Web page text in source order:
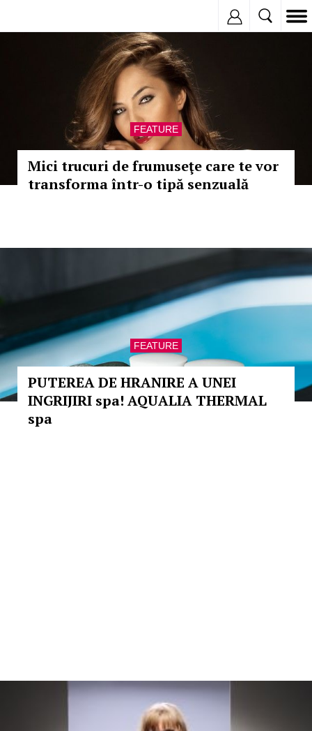
FEATURE
Mici trucuri de frumuseţe care te vor
transforma într-o tipă senzuală
FEATURE
PUTEREA DE HRANIRE A UNEI
INGRIJIRI spa! AQUALIA THERMAL
spa